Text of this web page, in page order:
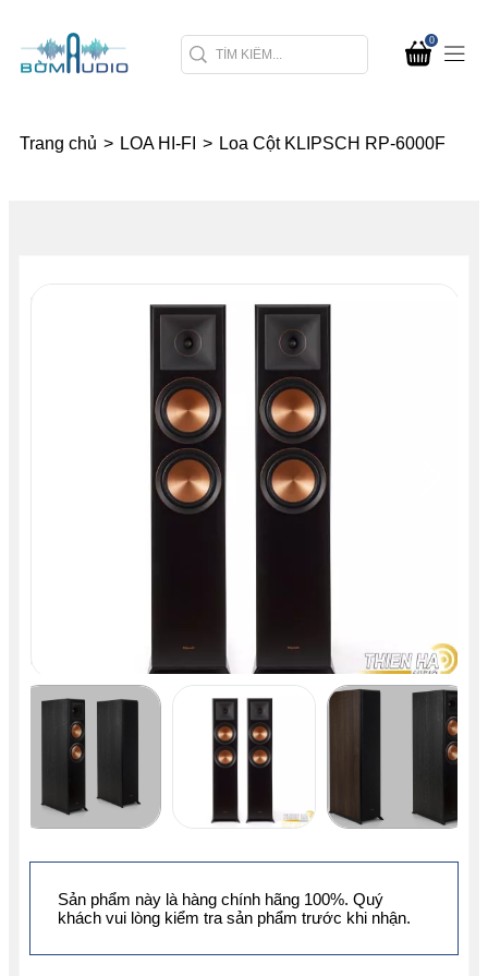
0
Trang chủ > LOA HI-FI > Loa Cột KLIPSCH RP-6000F
Sản phẩm này là hàng chính hãng 100%. Quý
khách vui lòng kiểm tra sản phẩm trước khi nhận.